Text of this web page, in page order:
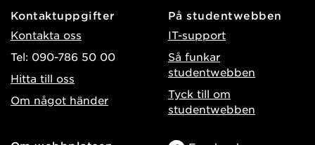
Kontaktuppgifter
Kontakta oss
Tel: 090-786 50 00
Hitta till oss
Om något händer
På studentwebben
IT-support
Så funkar
studentwebben
Tyck till om
studentwebben